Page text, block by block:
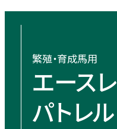
繁殖・育成馬用
エース
パトレル